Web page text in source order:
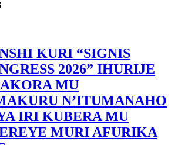
KURI “SIGNIS
2026” IHURIJE
MU
N’ITUMANAHO
IRI KUBERA MU
MURI AFURIKA